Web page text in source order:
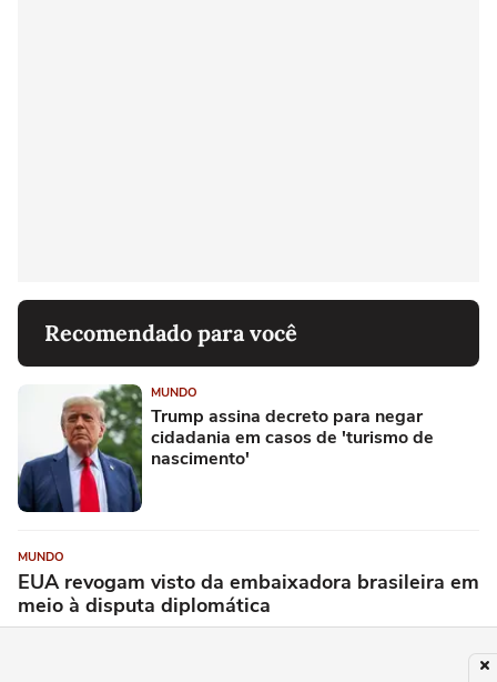
Recomendado para você
MUNDO
Trump assina decreto para negar
cidadania em casos de 'turismo de
nascimento'
MUNDO
EUA revogam visto da embaixadora brasileira em
meio à disputa diplomática